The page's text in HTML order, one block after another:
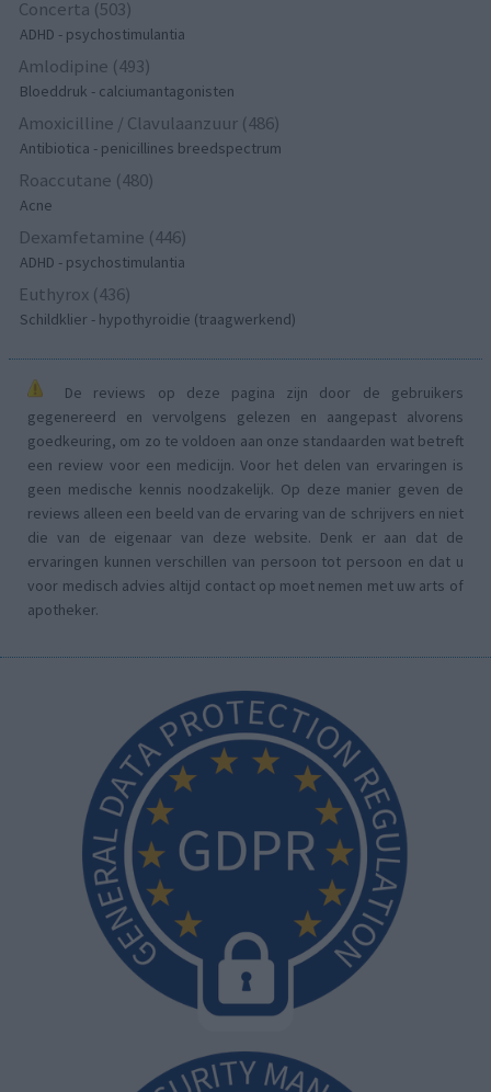
Concerta (503)
ADHD - psychostimulantia
Amlodipine (493)
Bloeddruk - calciumantagonisten
Amoxicilline / Clavulaanzuur (486)
Antibiotica - penicillines breedspectrum
Roaccutane (480)
Acne
Dexamfetamine (446)
ADHD - psychostimulantia
Euthyrox (436)
Schildklier - hypothyroidie (traagwerkend)
De reviews op deze pagina zijn door de gebruikers
gegenereerd en vervolgens gelezen en aangepast alvorens
goedkeuring, om zo te voldoen aan onze standaarden wat betreft
een review voor een medicijn. Voor het delen van ervaringen is
geen medische kennis noodzakelijk. Op deze manier geven de
reviews alleen een beeld van de ervaring van de schrijvers en niet
die van de eigenaar van deze website. Denk er aan dat de
ervaringen kunnen verschillen van persoon tot persoon en dat u
voor medisch advies altijd contact op moet nemen met uw arts of
apotheker.